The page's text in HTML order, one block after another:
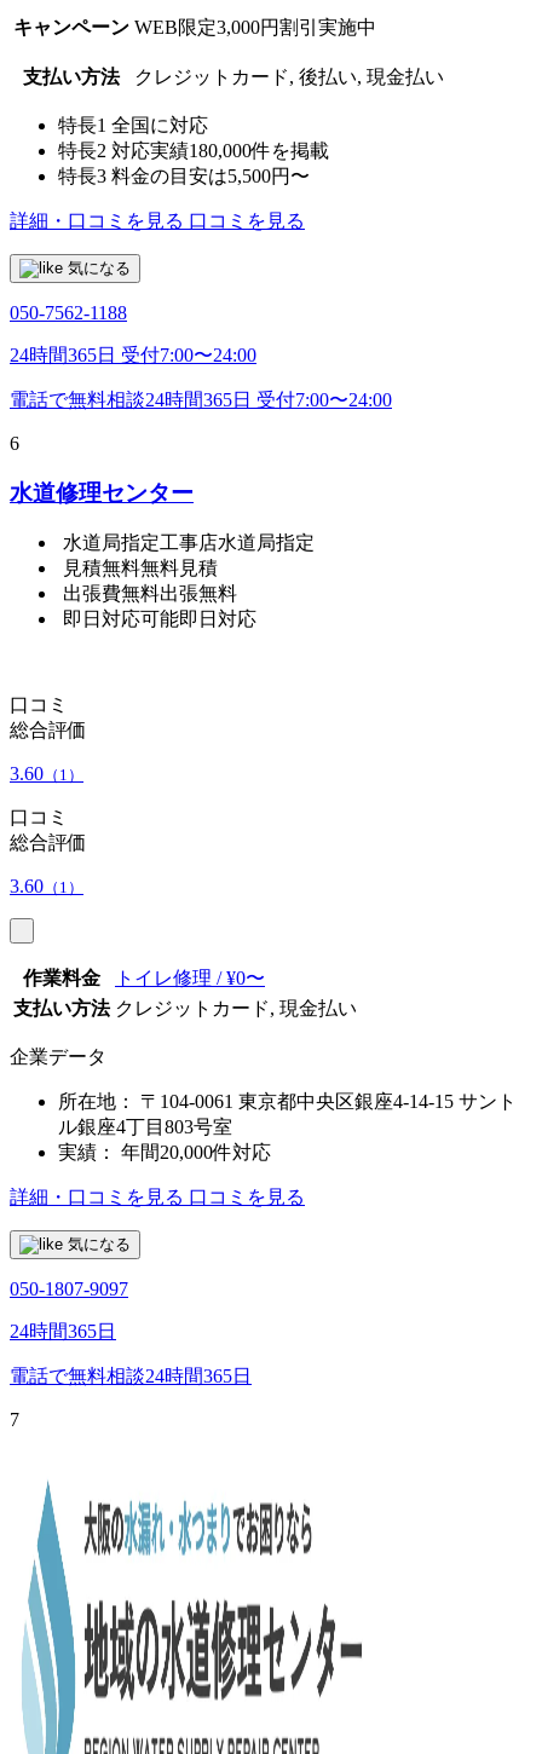
キャンペーン WEB限定3,000円割引実施中
支払い方法 クレジットカード, 後払い, 現金払い
特長1 全国に対応
特長2 対応実績180,000件を掲載
特長3 料金の目安は5,500円〜
詳細・口コミを見る 口コミを見る
気になる
050-7562-1188
24時間365日 受付7:00〜24:00
電話で無料相談24時間365日 受付7:00〜24:00
6
水道修理センター
水道局指定工事店水道局指定
見積無料無料見積
出張費無料出張無料
即日対応可能即日対応
口コミ
総合評価
3.60 （1）
口コミ
総合評価
3.60 （1）
作業料金
トイレ修理 / ¥0〜
支払い方法 クレジットカード, 現金払い
企業データ
所在地：
〒104-0061 東京都中央区銀座4-14-15 サント
ル銀座4丁目803号室
実績：
年間20,000件対応
詳細・口コミを見る 口コミを見る
気になる
050-1807-9097
24時間365日
電話で無料相談24時間365日
7